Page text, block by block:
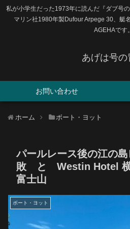
私が小学生だった1973年に読んだ『ダブ号
マリン社1980年製Dufour Arpege 30、艇
AGEHAです。
あげは号の
お問い合わせ
ホーム ボート・ヨット
パールレース後の江の
敗 と Westin Hotel 横
富士山
ボート・ヨット